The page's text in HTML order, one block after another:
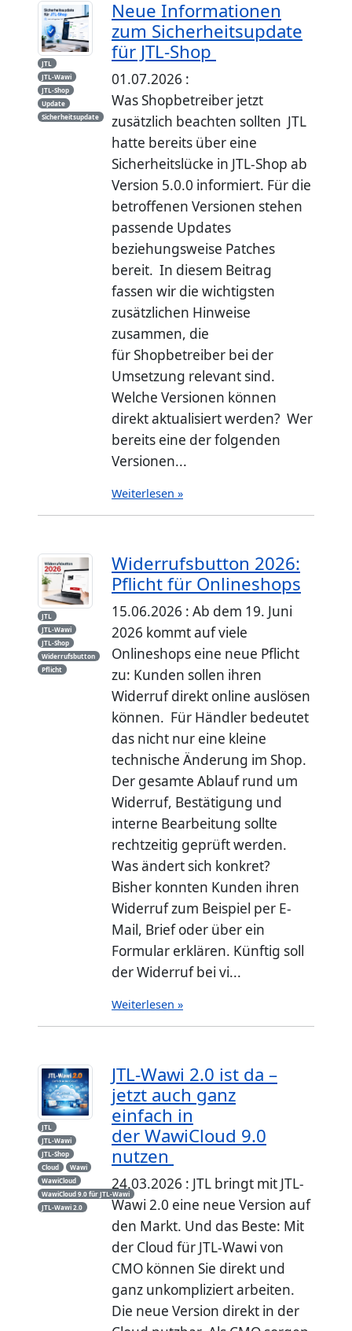
JTL
JTL-Wawi
JTL-Shop
Update
Sicherheitsupdate
Neue Informationen
zum Sicherheitsupdate
für JTL-Shop
01.07.2026 :
Was Shopbetreiber jetzt
zusätzlich beachten sollten JTL
hatte bereits über eine
Sicherheitslücke in JTL-Shop ab
Version 5.0.0 informiert. Für die
betroffenen Versionen stehen
passende Updates
beziehungsweise Patches
bereit. In diesem Beitrag
fassen wir die wichtigsten
zusätzlichen Hinweise
zusammen, die
für Shopbetreiber bei der
Umsetzung relevant sind.
Welche Versionen können
direkt aktualisiert werden? Wer
bereits eine der folgenden
Versionen...
Weiterlesen »
JTL
JTL-Wawi
JTL-Shop
Widerrufsbutton
Pflicht
Widerrufsbutton 2026:
Pflicht für Onlineshops
15.06.2026 : Ab dem 19. Juni
2026 kommt auf viele
Onlineshops eine neue Pflicht
zu: Kunden sollen ihren
Widerruf direkt online auslösen
können. Für Händler bedeutet
das nicht nur eine kleine
technische Änderung im Shop.
Der gesamte Ablauf rund um
Widerruf, Bestätigung und
interne Bearbeitung sollte
rechtzeitig geprüft werden.
Was ändert sich konkret?
Bisher konnten Kunden ihren
Widerruf zum Beispiel per E-
Mail, Brief oder über ein
Formular erklären. Künftig soll
der Widerruf bei vi...
Weiterlesen »
JTL
JTL-Wawi
JTL-Shop
Cloud
Wawi
WawiCloud
WawiCloud 9.0 für JTL-Wawi
JTL-Wawi 2.0
JTL-Wawi 2.0 ist da –
jetzt auch ganz
einfach in
der WawiCloud 9.0
nutzen
24.03.2026 : JTL bringt mit JTL-
Wawi 2.0 eine neue Version auf
den Markt. Und das Beste: Mit
der Cloud für JTL-Wawi von
CMO können Sie direkt und
ganz unkompliziert arbeiten.
Die neue Version direkt in der